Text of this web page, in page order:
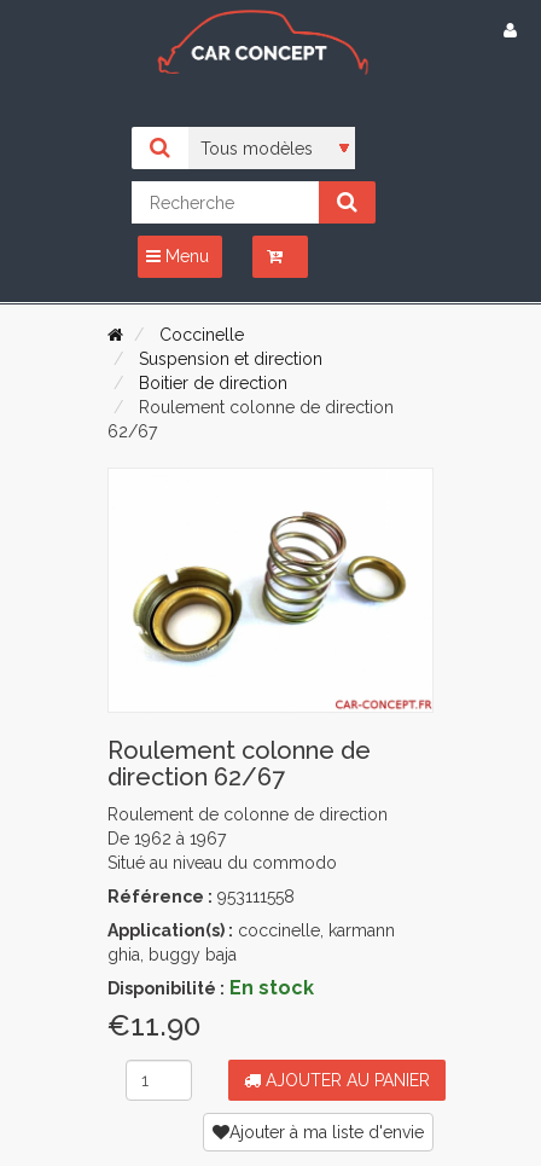
Menu
Coccinelle
Suspension et direction
Boitier de direction
Roulement colonne de direction
62/67
Roulement colonne de
direction 62/67
Roulement de colonne de direction
De 1962 à 1967
Situé au niveau du commodo
Référence : 953111558
Application(s) : coccinelle, karmann
ghia, buggy baja
Disponibilité : En stock
€11.90
AJOUTER AU PANIER
Ajouter à ma liste d'envie